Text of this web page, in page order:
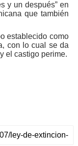
y un después” en
que también
establecido como
con lo cual se da
el castigo perime.